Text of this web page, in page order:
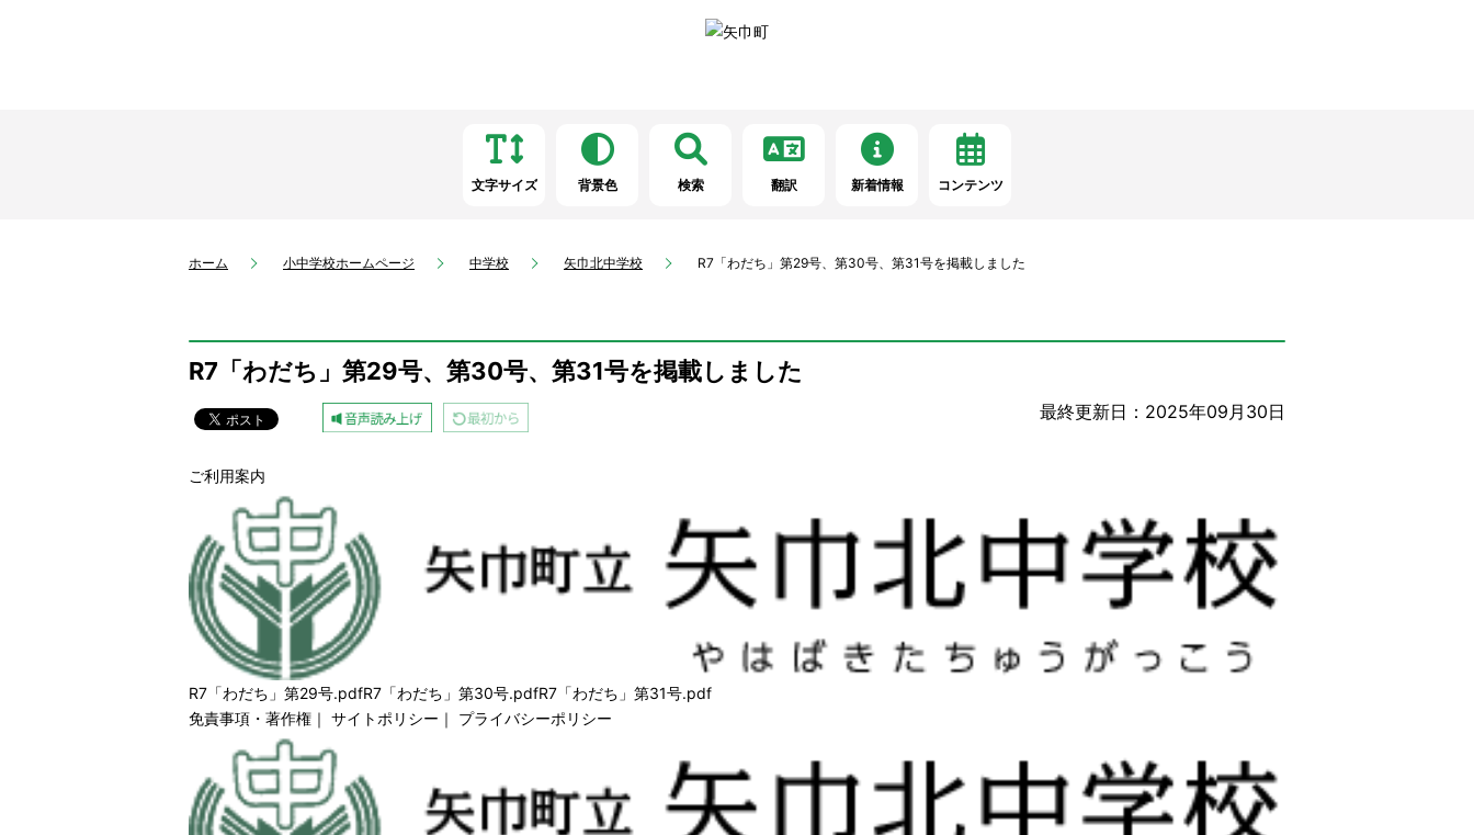
文字サイズ 背景色 検索 翻訳 新着情報 コンテンツ
ホーム 小中学校ホームページ 中学校 矢巾北中学校 R7「わだち」第29号、第30号、第31号を掲載しました
R7「わだち」第29号、第30号、第31号を掲載しました
最終更新日：2025年09月30日
ご利用案内
R7「わだち」第29号.pdfR7「わだち」第30号.pdfR7「わだち」第31号.pdf
免責事項・著作権 ｜ サイトポリシー ｜ プライバシーポリシー